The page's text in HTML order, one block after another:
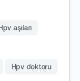
aşıları
Hpv doktoru